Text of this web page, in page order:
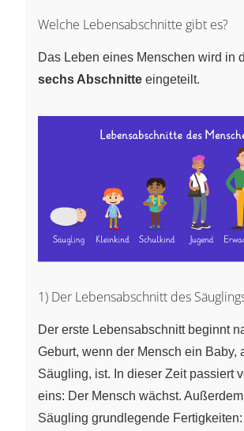
Welche Lebensabschnitte gibt es?
Das Leben eines Menschen wird in
sechs Abschnitte eingeteilt.
1) Der Lebensabschnitt des
Der erste Lebensabschnitt beginnt
Geburt, wenn der Mensch ein Baby,
Säugling, ist. In dieser Zeit passiert
eins: Der Mensch wächst.
Säugling grundlegende Fertigkeiten: